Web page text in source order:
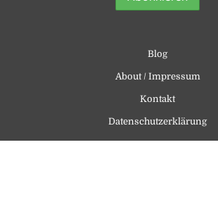
Blog
About / Impressum
Kontakt
Datenschutzerklärung